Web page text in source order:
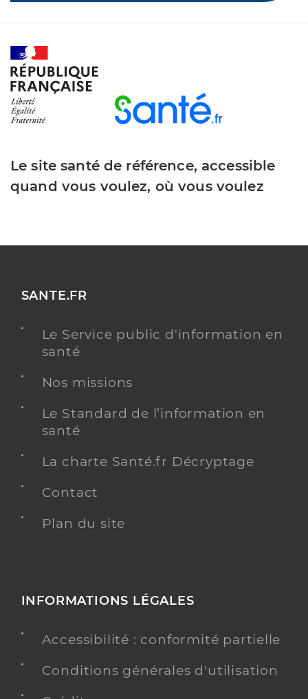
Le site santé de référence, accessible
quand vous voulez, où vous voulez
SANTE.FR
Le Service public d'information en
santé
Nos missions
Le Standard de l’information en
santé
La charte Santé.fr Décryptage
Contact
Plan du site
INFORMATIONS LÉGALES
Accessibilité : conformité partielle
Conditions générales d'utilisation